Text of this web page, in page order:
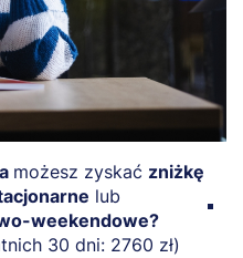
możesz zyskać zniżkę
lub
weekendowe?
30 dni: 2760 zł)